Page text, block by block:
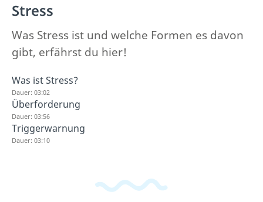
Stress
Was Stress ist und welche Formen es davon
gibt, erfährst du hier!
Was ist Stress?
Dauer: 03:02
Überforderung
Dauer: 03:56
Triggerwarnung
Dauer: 03:10